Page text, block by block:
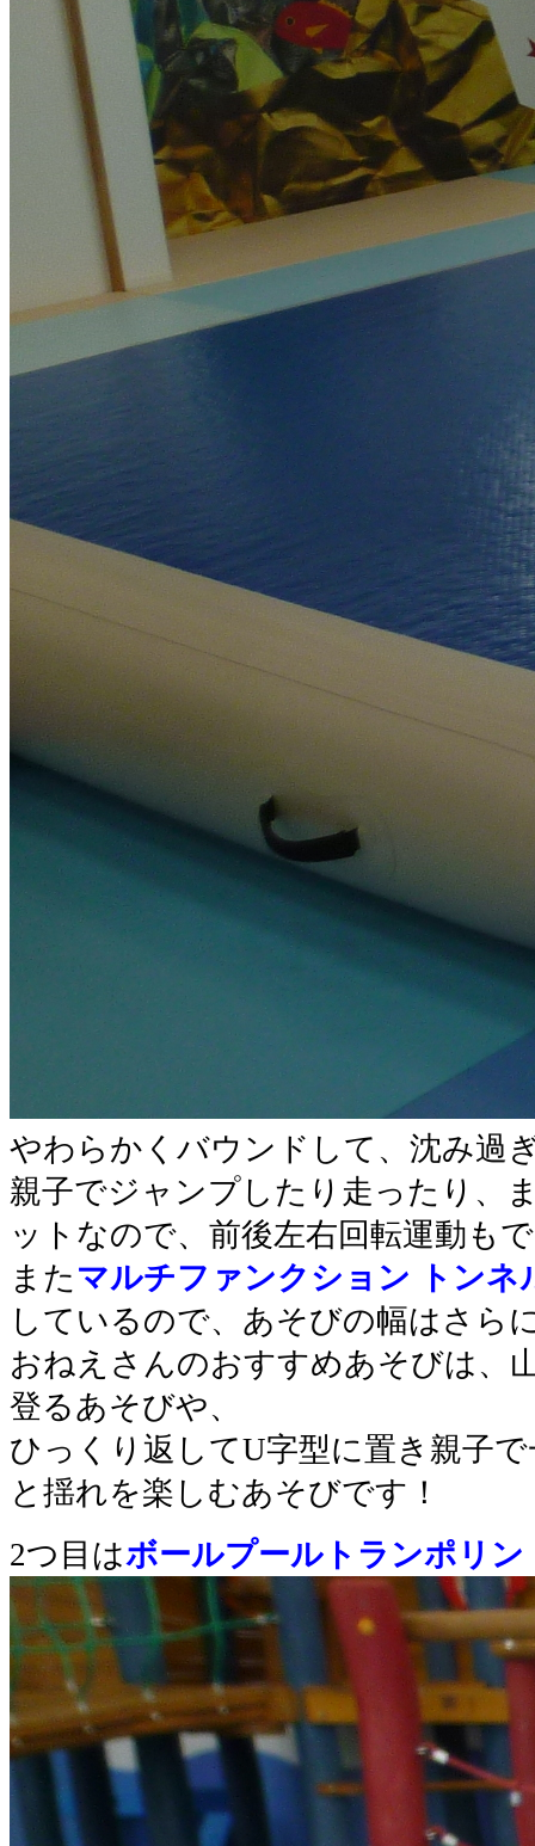
やわらかくバウンドして、沈み過
親子でジャンプしたり走ったり、
ットなので、前後左右回転運動も
また マルチファンクション トンネ
しているので、あそびの幅はさら
おねえさんのおすすめあそびは、
登るあそびや、
ひっくり返してU字型に置き親子
と揺れを楽しむあそびです！
2つ目はボールプールトランポリン